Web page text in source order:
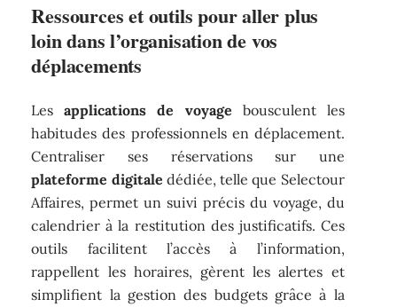
Ressources et outils pour aller plus
loin dans l’organisation de vos
déplacements
Lesapplications de voyage bousculent les
habitudes des professionnels en déplacement.
Centraliser ses réservations sur une
plateforme digitale dédiée, telle que Selectour
Affaires, permet un suivi précis du voyage, du
calendrier à la restitution des justificatifs. Ces
outils facilitent l’accès à l’information,
rappellent les horaires, gèrent les alertes et
simplifient la gestion des budgets grâce à la